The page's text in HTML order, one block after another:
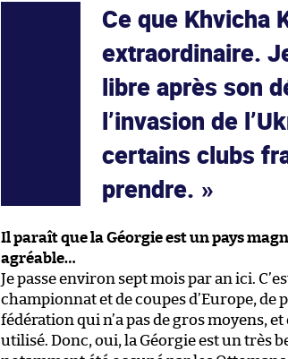
Ce que Khvicha
extraordinaire.
libre après son
l’invasion de
certains clubs
prendre.
Il paraît que la Géorgie est un pays
agréable…
Je passe environ sept mois par an ici.
championnat et de coupes d’Europe, de
fédération qui n’a pas de gros moyens,
utilisé. Donc, oui, la Géorgie est un très